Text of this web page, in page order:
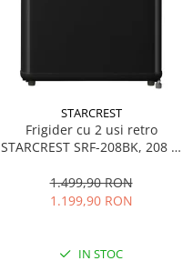
STARCREST
Frigider cu 2 usi retro
STARCREST SRF-208BK, 208 L,
Iluminare LED, Termostat
Reglabil, H 147 cm, Negru
1.499,90 RON
1.199,90 RON
IN STOC